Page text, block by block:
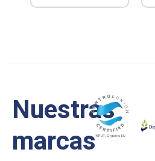
Nuestras
marcas